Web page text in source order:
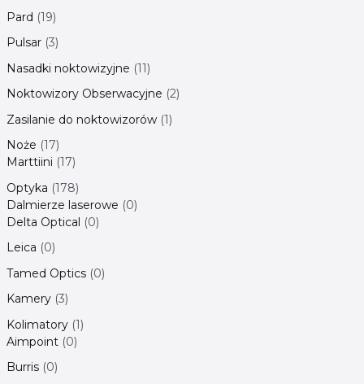
Pard 19
Pulsar 3
Nasadki noktowizyjne 11
Noktowizory Obserwacyjne 2
Zasilanie do noktowizorów 1
Noże 17
Marttiini 17
Optyka 178
Dalmierze laserowe 0
Delta Optical 0
Leica 0
Tamed Optics 0
Kamery 3
Kolimatory 1
Aimpoint 0
Burris 0